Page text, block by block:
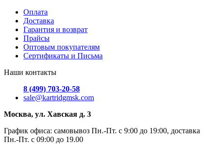
Оплата
Доставка
Гарантия и возврат
Прайсы
Оптовым покупателям
Сертификаты и Письма
Наши контакты
8 (499) 703-20-58
sale@kartridgmsk.com
Москва, ул. Хавская д. 3
График офиса: самовывоз Пн.-Пт. с 9:00 до 19:00, доставка
Пн.-Пт. с 09:00 до 19.00